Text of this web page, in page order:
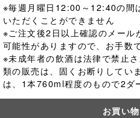
※毎週月曜日12:00～12:40の間
いただくことができません
※ご注文後2日以上確認のメール
可能性がありますので、お手数
※未成年者の飲酒は法律で禁止
類の販売は、固くお断りしてい
は、1本760ml程度のもので2ダ
お買い